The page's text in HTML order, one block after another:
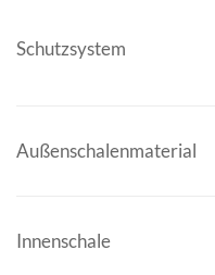
Schutzsystem
Außenschalenmaterial
Innenschale